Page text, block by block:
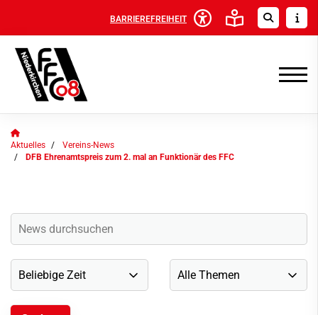
BARRIEREFREIHEIT
Aktuelles
Vereins-News
DFB Ehrenamtspreis zum 2. mal an Funktionär des FFC